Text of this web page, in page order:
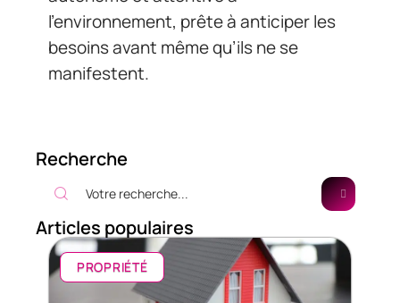
l’environnement, prête à anticiper les
besoins avant même qu’ils ne se
manifestent.
Recherche
Articles populaires
PROPRIÉTÉ